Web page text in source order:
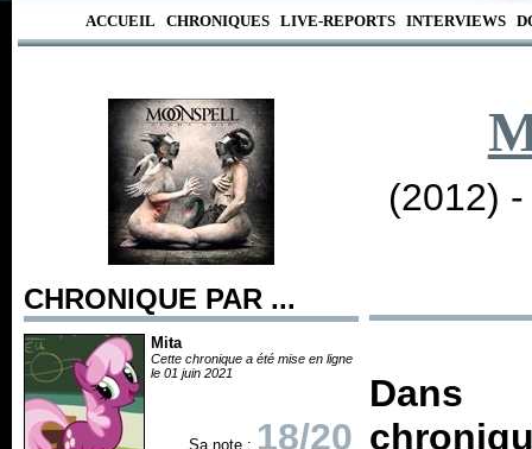
ACCUEIL CHRONIQUES LIVE-REPORTS INTERVIEWS
CHRONIQUE PAR ...
Mita
Cette chronique a été mise en ligne
le 01 juin 2021
Sa note : 18/20
(2012)
Dans